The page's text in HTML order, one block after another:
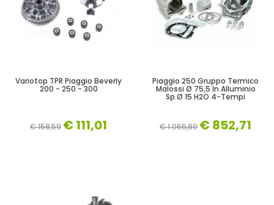
Variotop TPR Piaggio Beverly
200 - 250 - 300
€ 158,59 € 111,01
Piaggio 250 Gruppo Termico
Malossi Ø 75,5 In Alluminio
Sp.Ø 15 H2O 4-Tempi
€ 1.065,89 € 852,71